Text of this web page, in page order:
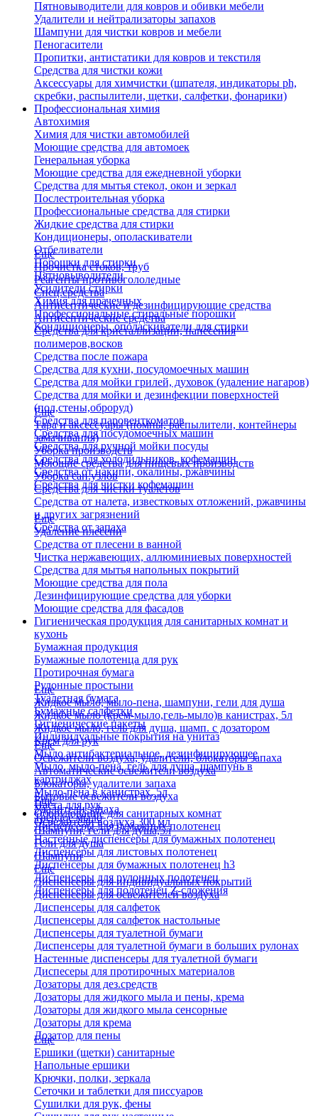
Пятновыводители для ковров и обивки мебели
Удалители и нейтрализаторы запахов
Шампуни для чистки ковров и мебели
Пеногасители
Пропитки, антистатики для ковров и текстиля
Средства для чистки кожи
Аксессуары для химчистки (шпателя, индикаторы ph,
скребки, распылители, щетки, салфетки, фонарики)
Профессиональная химия
Автохимия
Химия для чистки автомобилей
Моющие средства для автомоек
Генеральная уборка
Моющие средства для ежедневной уборки
Средства для мытья стекол, окон и зеркал
Послестроительная уборка
Профессиональные средства для стирки
Жидкие средства для стирки
Кондиционеры, ополаскиватели
Отбеливатели
Порошки для стирки
Пятновыводители
Усилители стирки
Химия для прачечных
Профессиональные стиральные порошки
Кондиционеры, ополаскиватели для стирки
Еще
Прочистка стоков, труб
Реагенты противогололедные
Спец.средства
Антисептические и дезинфицирующие средства
Антисептические средства
Средства для кристаллизации, нанесения
полимеров,восков
Средства после пожара
Средства для кухни, посудомоечных машин
Средства для мойки грилей, духовок (удаление нагаров)
Средства для мойки и дезинфекции поверхностей
(пол,стены,оброруд)
Средства для паровенткоматов
Средства для посудомоечных машин
Средства для ручной мойки посуды
Средства для холодильников, кофемашин
Средства от накипи, окалины, ржавчины
Средства для чистки кофемашин
Еще
Тара и аксессуары (помпы, распылители, контейнеры
замачивания)
Уборка производств
Моющие средства для пищевых производств
Уборка сан.узлов
Средства для чистки туалетов
Средства от налета, известковых отложений, ржавчины
и других загрязнений
Средства от запаха
Еще
Удаление плесени
Средства от плесени в ванной
Чистка нержавеющих, аллюминиевых поверхностей
Средства для мытья напольных покрытий
Моющие средства для пола
Дезинфицирующие средства для уборки
Моющие средства для фасадов
Гигиеническая продукция для санитарных комнат и
кухонь
Бумажная продукция
Бумажные полотенца для рук
Протирочная бумага
Рулонные простыни
Туалетная бумага
Бумажные салфетки
Гигиенические пакеты
Индивидуальные покрытия на унитаз
Еще
Жидкое мыло, мыло-пена, шампуни, гели для душа
Жидкое мыло (крем-мыло,гель-мыло)в канистрах, 5л
Жидкое мыло, гель для душа, шамп. с дозатором
Крем для рук
Мыло антибактериальное, дезинфицирующее
Мыло, мыло-пена, гель для душа, шампунь в
картриджах
Мыло-пена в канистрах, 5л
Паста для рук
Твердое мыло
Шампуни, гели для душа,5л
Гели для душа
Шампуни
Еще
Освежители воздуха, удалители, блокаторы запаха
Автоматические освежители воздуха
Блокаторы, удалители запаха
Бытовые освежители воздуха
Удалители запаха
Освежители воздуха 300 мл
Еще
Оборудование для санитарных комнат
Диспенсеры для бумажных полотенец
Настенные диспенсеры для бумажных полотенец
Диспенсеры для листовых полотенец
Диспенсеры для бумажных полотенец h3
Диспенсеры для рулонных полотенец
Диспенсеры для полотенец Z-сложения
Еще
Диспенсеры для индивидуальных покрытий
Диспенсеры для освежителей воздуха
Диспенсеры для салфеток
Диспенсеры для салфеток настольные
Диспенсеры для туалетной бумаги
Диспенсеры для туалетной бумаги в больших рулонах
Настенные диспенсеры для туалетной бумаги
Диспесеры для протирочных материалов
Дозаторы для дез.средств
Дозаторы для жидкого мыла и пены, крема
Дозаторы для жидкого мыла сенсорные
Дозаторы для крема
Дозатор для пены
Еще
Ершики (щетки) санитарные
Напольные ершики
Крючки, полки, зеркала
Сеточки и таблетки для писсуаров
Сушилки для рук, фены